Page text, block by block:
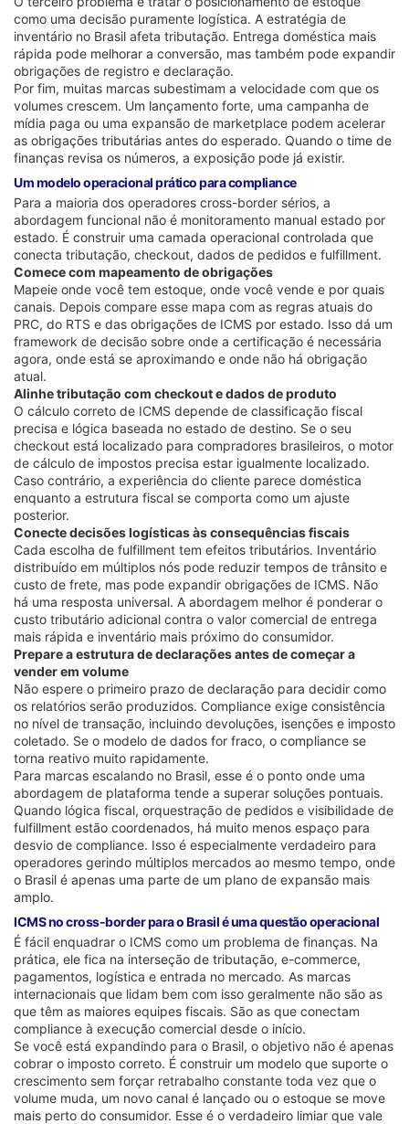
como uma decisão puramente logística. A estratégia de
inventário no Brasil afeta tributação. Entrega doméstica mais
rápida pode melhorar a conversão, mas também pode expandir
obrigações de registro e declaração.
Por fim, muitas marcas subestimam a velocidade com que os
volumes crescem. Um lançamento forte, uma campanha de
mídia paga ou uma expansão de marketplace podem acelerar
as obrigações tributárias antes do esperado. Quando o time de
finanças revisa os números, a exposição pode já existir.
Um modelo operacional prático para compliance
Para a maioria dos operadores cross-border sérios, a
abordagem funcional não é monitoramento manual estado por
estado. É construir uma camada operacional controlada que
conecta tributação, checkout, dados de pedidos e fulfillment.
Comece com mapeamento de obrigações
Mapeie onde você tem estoque, onde você vende e por quais
canais. Depois compare esse mapa com as regras atuais do
PRC, do RTS e das obrigações de ICMS por estado. Isso dá um
framework de decisão sobre onde a certificação é necessária
agora, onde está se aproximando e onde não há obrigação
atual.
Alinhe tributação com checkout e dados de produto
O cálculo correto de ICMS depende de classificação fiscal
precisa e lógica baseada no estado de destino. Se o seu
checkout está localizado para compradores brasileiros, o motor
de cálculo de impostos precisa estar igualmente localizado.
Caso contrário, a experiência do cliente parece doméstica
enquanto a estrutura fiscal se comporta como um ajuste
posterior.
Conecte decisões logísticas às consequências fiscais
Cada escolha de fulfillment tem efeitos tributários. Inventário
distribuído em múltiplos nós pode reduzir tempos de trânsito e
custo de frete, mas pode expandir obrigações de ICMS. Não
há uma resposta universal. A abordagem melhor é ponderar o
custo tributário adicional contra o valor comercial de entrega
mais rápida e inventário mais próximo do consumidor.
Prepare a estrutura de declarações antes de começar a
vender em volume
Não espere o primeiro prazo de declaração para decidir como
os relatórios serão produzidos. Compliance exige consistência
no nível de transação, incluindo devoluções, isenções e imposto
coletado. Se o modelo de dados for fraco, o compliance se
torna reativo muito rapidamente.
Para marcas escalando no Brasil, esse é o ponto onde uma
abordagem de plataforma tende a superar soluções pontuais.
Quando lógica fiscal, orquestração de pedidos e visibilidade de
fulfillment estão coordenados, há muito menos espaço para
desvio de compliance. Isso é especialmente verdadeiro para
operadores gerindo múltiplos mercados ao mesmo tempo, onde
o Brasil é apenas uma parte de um plano de expansão mais
amplo.
ICMS no cross-border para o Brasil é uma questão operacional
É fácil enquadrar o ICMS como um problema de finanças. Na
prática, ele fica na interseção de tributação, e-commerce,
pagamentos, logística e entrada no mercado. As marcas
internacionais que lidam bem com isso geralmente não são as
que têm as maiores equipes fiscais. São as que conectam
compliance à execução comercial desde o início.
Se você está expandindo para o Brasil, o objetivo não é apenas
cobrar o imposto correto. É construir um modelo que suporte o
crescimento sem forçar retrabalho constante toda vez que o
volume muda, um novo canal é lançado ou o estoque se move
mais perto do consumidor. Esse é o verdadeiro limiar que vale